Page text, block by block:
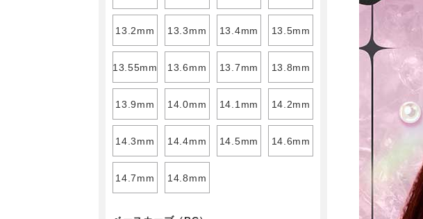
13.2mm 13.3mm 13.4mm 13.5mm
13.55mm 13.6mm 13.7mm 13.8mm
13.9mm 14.0mm 14.1mm 14.2mm
14.3mm 14.4mm 14.5mm 14.6mm
14.7mm 14.8mm